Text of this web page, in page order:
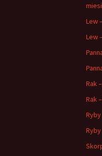
Lew
Lew
Rak
Rak